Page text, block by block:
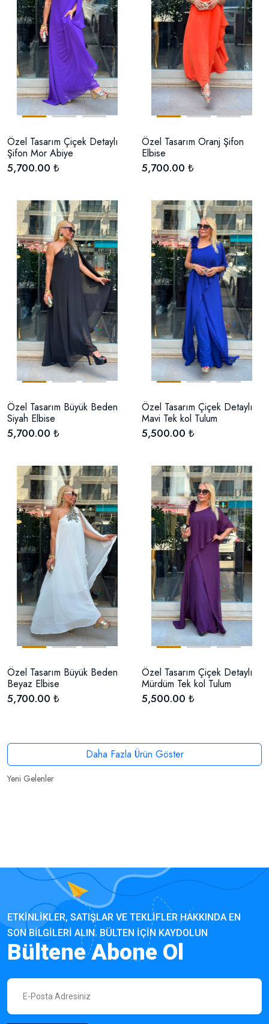
Özel Tasarım Çiçek Detaylı
Şifon Mor Abiye
5,700.00 ₺
Özel Tasarım Oranj Şifon
Elbise
5,700.00 ₺
Özel Tasarım Büyük Beden
Siyah Elbise
5,700.00 ₺
Özel Tasarım Çiçek Detaylı
Mavi Tek kol Tulum
5,500.00 ₺
Özel Tasarım Büyük Beden
Beyaz Elbise
5,700.00 ₺
Özel Tasarım Çiçek Detaylı
Mürdüm Tek kol Tulum
5,500.00 ₺
Daha Fazla Ürün Göster
Yeni Gelenler
ETKINLIKLER, SATIŞLAR VE TEKLIFLER HAKKINDA EN
SON BILGILERI ALIN. BÜLTEN IÇIN KAYDOLUN
Bültene Abone Ol